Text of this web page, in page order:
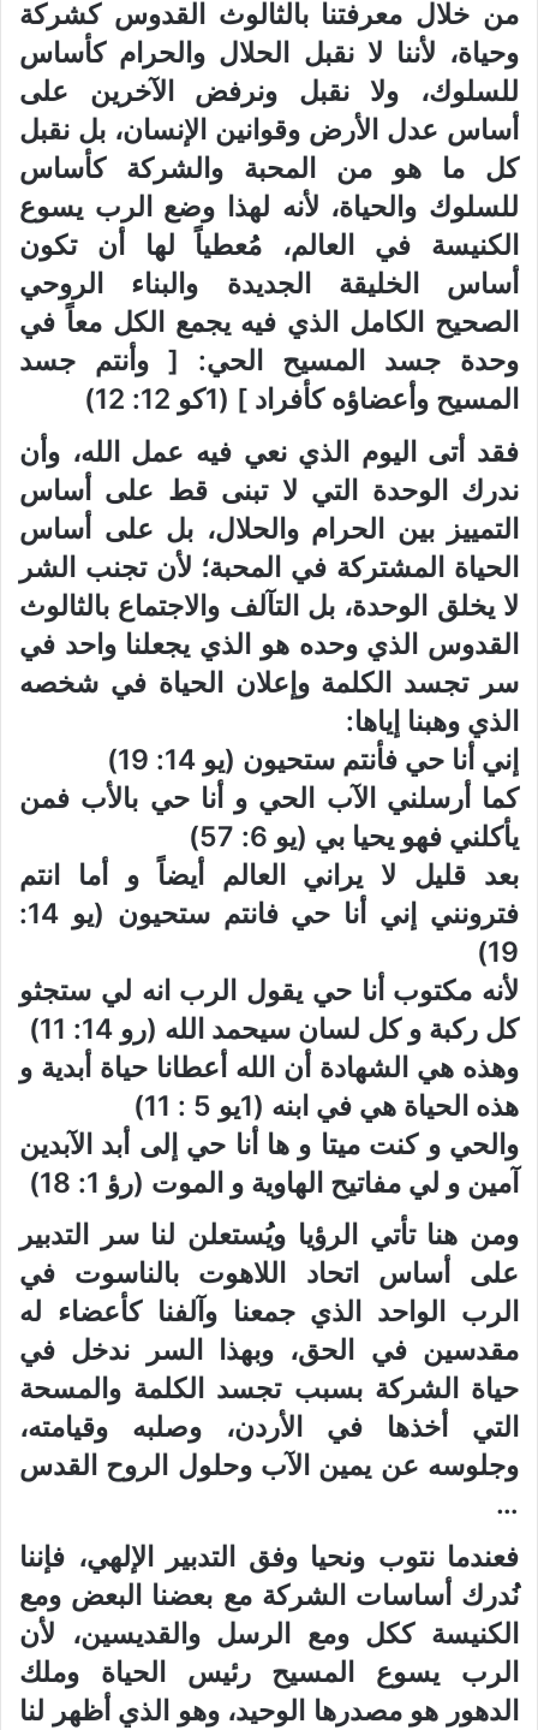
من خلال معرفتنا بالثالوث القدوس كشركة
وحياة، لأننا لا نقبل الحلال والحرام كأساس
للسلوك، ولا نقبل ونرفض الآخرين على
أساس عدل الأرض وقوانين الإنسان، بل نقبل
كل ما هو من المحبة والشركة كأساس
للسلوك والحياة، لأنه لهذا وضع الرب يسوع
الكنيسة في العالم، مُعطياً لها أن تكون
أساس الخليقة الجديدة والبناء الروحي
الصحيح الكامل الذي فيه يجمع الكل معاً في
وحدة جسد المسيح الحي: [ وأنتم جسد
المسيح وأعضاؤه كأفراد ] (1كو 12: 12)
فقد أتى اليوم الذي نعي فيه عمل الله، وأن
ندرك الوحدة التي لا تبنى قط على أساس
التمييز بين الحرام والحلال، بل على أساس
الحياة المشتركة في المحبة؛ لأن تجنب الشر
لا يخلق الوحدة، بل التآلف والاجتماع بالثالوث
القدوس الذي وحده هو الذي يجعلنا واحد في
سر تجسد الكلمة وإعلان الحياة في شخصه
الذي وهبنا إياها:
إني أنا حي فأنتم ستحيون (يو 14: 19)
كما أرسلني الآب الحي و أنا حي بالأب فمن
يأكلني فهو يحيا بي (يو 6: 57)
بعد قليل لا يراني العالم أيضاً و أما انتم
فترونني إني أنا حي فانتم ستحيون (يو 14:
19)
لأنه مكتوب أنا حي يقول الرب انه لي ستجثو
كل ركبة و كل لسان سيحمد الله (رو 14: 11)
وهذه هي الشهادة أن الله أعطانا حياة أبدية و
هذه الحياة هي في ابنه (1يو 5 : 11)
والحي و كنت ميتا و ها أنا حي إلى أبد الآبدين
آمين و لي مفاتيح الهاوية و الموت (رؤ 1: 18)
ومن هنا تأتي الرؤيا ويُستعلن لنا سر التدبير
على أساس اتحاد اللاهوت بالناسوت في
الرب الواحد الذي جمعنا وآلفنا كأعضاء له
مقدسين في الحق، وبهذا السر ندخل في
حياة الشركة بسبب تجسد الكلمة والمسحة
التي أخذها في الأردن، وصلبه وقيامته،
وجلوسه عن يمين الآب وحلول الروح القدس
…
فعندما نتوب ونحيا وفق التدبير الإلهي، فإننا
نُدرك أساسات الشركة مع بعضنا البعض ومع
الكنيسة ككل ومع الرسل والقديسين، لأن
الرب يسوع المسيح رئيس الحياة وملك
الدهور هو مصدرها الوحيد، وهو الذي أظهر لنا